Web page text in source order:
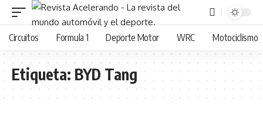
Circuitos Formula 1 Deporte Motor WRC Motociclismo
Etiqueta:BYD Tang